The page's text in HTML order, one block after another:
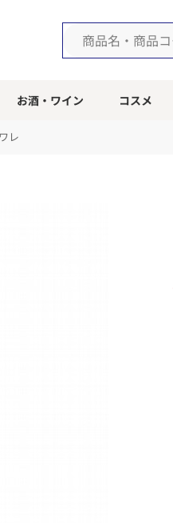
お酒・ワイン コスメ
レ